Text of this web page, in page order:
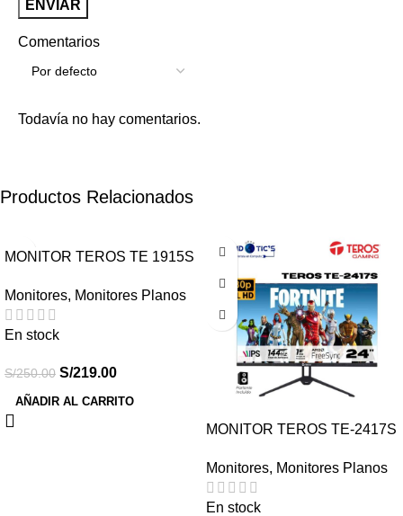
Comentarios
Todavía no hay comentarios.
Productos Relacionados
MONITOR TEROS TE 1915S
Monitores, Monitores Planos
En stock
S/250.00 S/219.00
AÑADIR AL CARRITO
MONITOR TEROS TE-2417S
Monitores, Monitores Planos
En stock